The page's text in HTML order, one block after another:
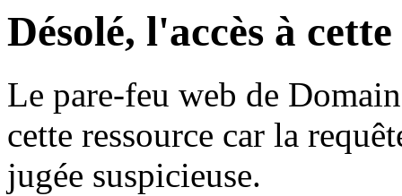
Désolé, l'accès à
Le pare-feu web de
cette ressource car la
jugée suspicieuse.